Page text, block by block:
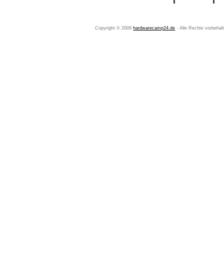
Copyright © 2009 hardwarecamp24.de - Alle Rechte